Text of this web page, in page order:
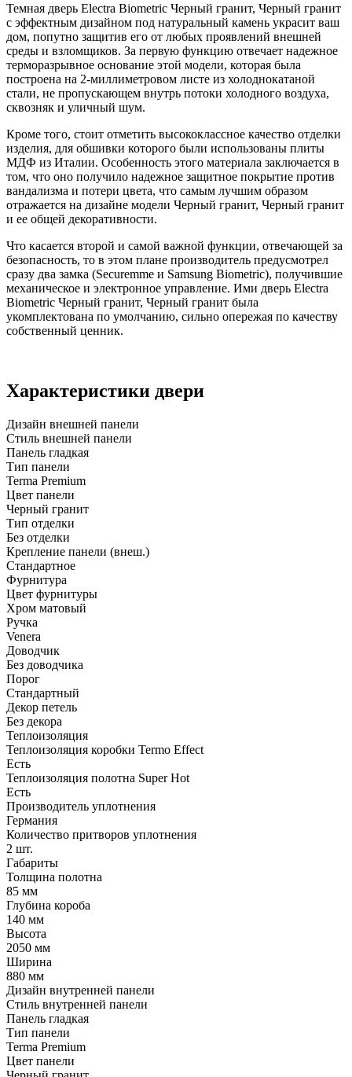
Темная дверь Electra Biometric Черный гранит, Черный гранит
с эффектным дизайном под натуральный камень украсит ваш
дом, попутно защитив его от любых проявлений внешней
среды и взломщиков. За первую функцию отвечает надежное
терморазрывное основание этой модели, которая была
построена на 2-миллиметровом листе из холоднокатаной
стали, не пропускающем внутрь потоки холодного воздуха,
сквозняк и уличный шум.
Кроме того, стоит отметить высококлассное качество отделки
изделия, для обшивки которого были использованы плиты
МДФ из Италии. Особенность этого материала заключается в
том, что оно получило надежное защитное покрытие против
вандализма и потери цвета, что самым лучшим образом
отражается на дизайне модели Черный гранит, Черный гранит
и ее общей декоративности.
Что касается второй и самой важной функции, отвечающей за
безопасность, то в этом плане производитель предусмотрел
сразу два замка (Securemme и Samsung Biometric), получившие
механическое и электронное управление. Ими дверь Electra
Biometric Черный гранит, Черный гранит была
укомплектована по умолчанию, сильно опережая по качеству
собственный ценник.
Характеристики двери
Дизайн внешней панели
Стиль внешней панели
Панель гладкая
Тип панели
Terma Premium
Цвет панели
Черный гранит
Тип отделки
Без отделки
Крепление панели (внеш.)
Стандартное
Фурнитура
Цвет фурнитуры
Хром матовый
Ручка
Venera
Доводчик
Без доводчика
Порог
Стандартный
Декор петель
Без декора
Теплоизоляция
Теплоизоляция коробки Termo Effect
Есть
Теплоизоляция полотна Super Нot
Есть
Производитель уплотнения
Германия
Количество притворов уплотнения
2 шт.
Габариты
Толщина полотна
85 мм
Глубина короба
140 мм
Высота
2050 мм
Ширина
880 мм
Дизайн внутренней панели
Стиль внутренней панели
Панель гладкая
Тип панели
Terma Premium
Цвет панели